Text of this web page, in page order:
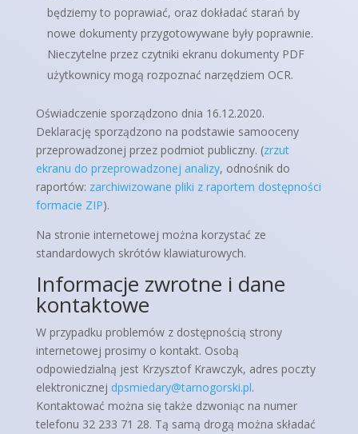
będziemy to poprawiać, oraz dokładać starań by
nowe dokumenty przygotowywane były poprawnie.
Nieczytelne przez czytniki ekranu dokumenty PDF
użytkownicy mogą rozpoznać narzędziem OCR.
Oświadczenie sporządzono dnia 16.12.2020.
Deklarację sporządzono na podstawie samooceny
przeprowadzonej przez podmiot publiczny. (zrzut
ekranu do przeprowadzonej analizy, odnośnik do
raportów: zarchiwizowane pliki z raportem dostępności
formacie ZIP).
Na stronie internetowej można korzystać ze
standardowych skrótów klawiaturowych.
Informacje zwrotne i dane
kontaktowe
W przypadku problemów z dostępnością strony
internetowej prosimy o kontakt. Osobą
odpowiedzialną jest Krzysztof Krawczyk, adres poczty
elektronicznej dpsmiedary@tarnogorski.pl.
Kontaktować można się także dzwoniąc na numer
telefonu 32 233 71 28. Tą samą drogą można składać